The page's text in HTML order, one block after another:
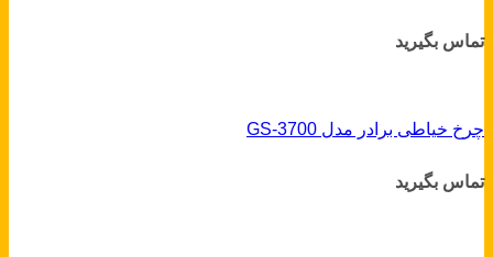
تماس بگیرید
چرخ خیاطی برادر مدل GS-3700
تماس بگیرید